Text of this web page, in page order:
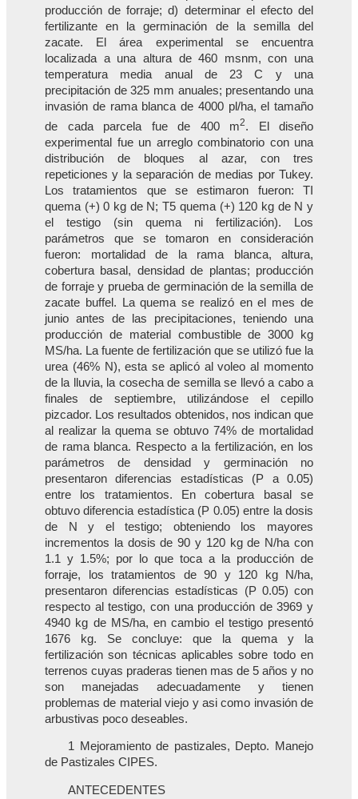
producción de forraje; d) determinar el efecto del
fertilizante en la germinación de la semilla del
zacate. El área experimental se encuentra
localizada a una altura de 460 msnm, con una
temperatura media anual de 23 C y una
precipitación de 325 mm anuales; presentando una
invasión de rama blanca de 4000 pl/ha, el tamaño
de cada parcela fue de 400 m2. El diseño
experimental fue un arreglo combinatorio con una
distribución de bloques al azar, con tres
repeticiones y la separación de medias por Tukey.
Los tratamientos que se estimaron fueron: TI
quema (+) 0 kg de N; T5 quema (+) 120 kg de N y
el testigo (sin quema ni fertilización). Los
parámetros que se tomaron en consideración
fueron: mortalidad de la rama blanca, altura,
cobertura basal, densidad de plantas; producción
de forraje y prueba de germinación de la semilla de
zacate buffel. La quema se realizó en el mes de
junio antes de las precipitaciones, teniendo una
producción de material combustible de 3000 kg
MS/ha. La fuente de fertilización que se utilizó fue la
urea (46% N), esta se aplicó al voleo al momento
de la lluvia, la cosecha de semilla se llevó a cabo a
finales de septiembre, utilizándose el cepillo
pizcador. Los resultados obtenidos, nos indican que
al realizar la quema se obtuvo 74% de mortalidad
de rama blanca. Respecto a la fertilización, en los
parámetros de densidad y germinación no
presentaron diferencias estadísticas (P a 0.05)
entre los tratamientos. En cobertura basal se
obtuvo diferencia estadística (P 0.05) entre la dosis
de N y el testigo; obteniendo los mayores
incrementos la dosis de 90 y 120 kg de N/ha con
1.1 y 1.5%; por lo que toca a la producción de
forraje, los tratamientos de 90 y 120 kg N/ha,
presentaron diferencias estadísticas (P 0.05) con
respecto al testigo, con una producción de 3969 y
4940 kg de MS/ha, en cambio el testigo presentó
1676 kg. Se concluye: que la quema y la
fertilización son técnicas aplicables sobre todo en
terrenos cuyas praderas tienen mas de 5 años y no
son manejadas adecuadamente y tienen
problemas de material viejo y asi como invasión de
arbustivas poco deseables.
1 Mejoramiento de pastizales, Depto. Manejo
de Pastizales CIPES.
ANTECEDENTES